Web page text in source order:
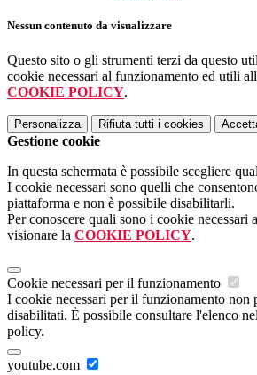
Nessun contenuto da visualizzare
Questo sito o gli strumenti terzi da questo
cookie necessari al funzionamento ed utili
COOKIE POLICY.
Personalizza Rifiuta tutti i cookies
Gestione cookie
In questa schermata è possibile scegliere
I cookie necessari sono quelli che
piattaforma e non è possibile disabilitarli.
Per conoscere quali sono i cookie necessari
visionare la COOKIE POLICY.
Cookie necessari per il funzionamento
I cookie necessari per il funzionamento non
disabilitati. È possibile consultare l'elenco
policy.
youtube.com